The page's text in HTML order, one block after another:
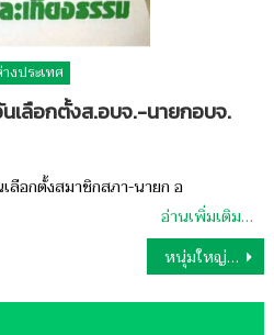
งประเทศ
เลือกตั้งส.อบจ.-นายกอบจ.
ลือกตั้งสมาชิกสภา-นายก อ
อ่านเพิ่มเติม…
หนุ่มใหญ่ฟันคอรุ่นน้องดับ